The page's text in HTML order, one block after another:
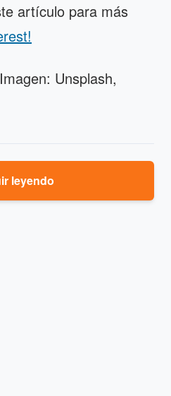
artículo para más
Unsplash,
leyendo